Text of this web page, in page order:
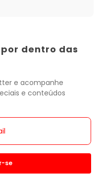
dentro das
e acompanhe
e conteúdos
se